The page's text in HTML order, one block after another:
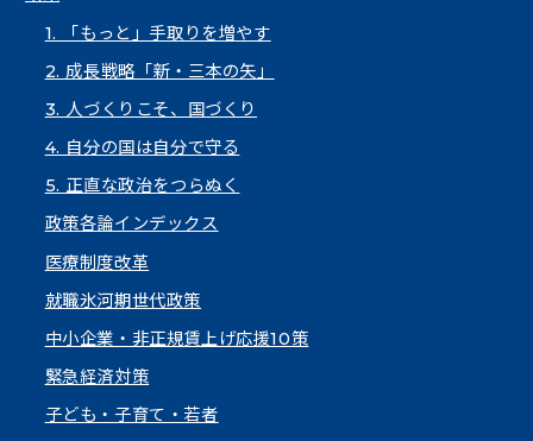
1. 「もっと」手取りを増やす
2. 成長戦略「新・三本の矢」
3. 人づくりこそ、国づくり
4. 自分の国は自分で守る
5. 正直な政治をつらぬく
政策各論インデックス
医療制度改革
就職氷河期世代政策
中小企業・非正規賃上げ応援10策
緊急経済対策
子ども・子育て・若者